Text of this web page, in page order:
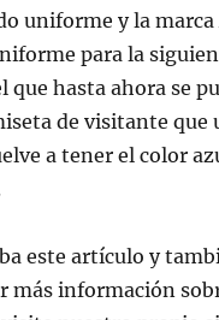
uniforme y la marca
para la
que hasta ahora se
de visitante que
a tener el color
este artículo y
más información